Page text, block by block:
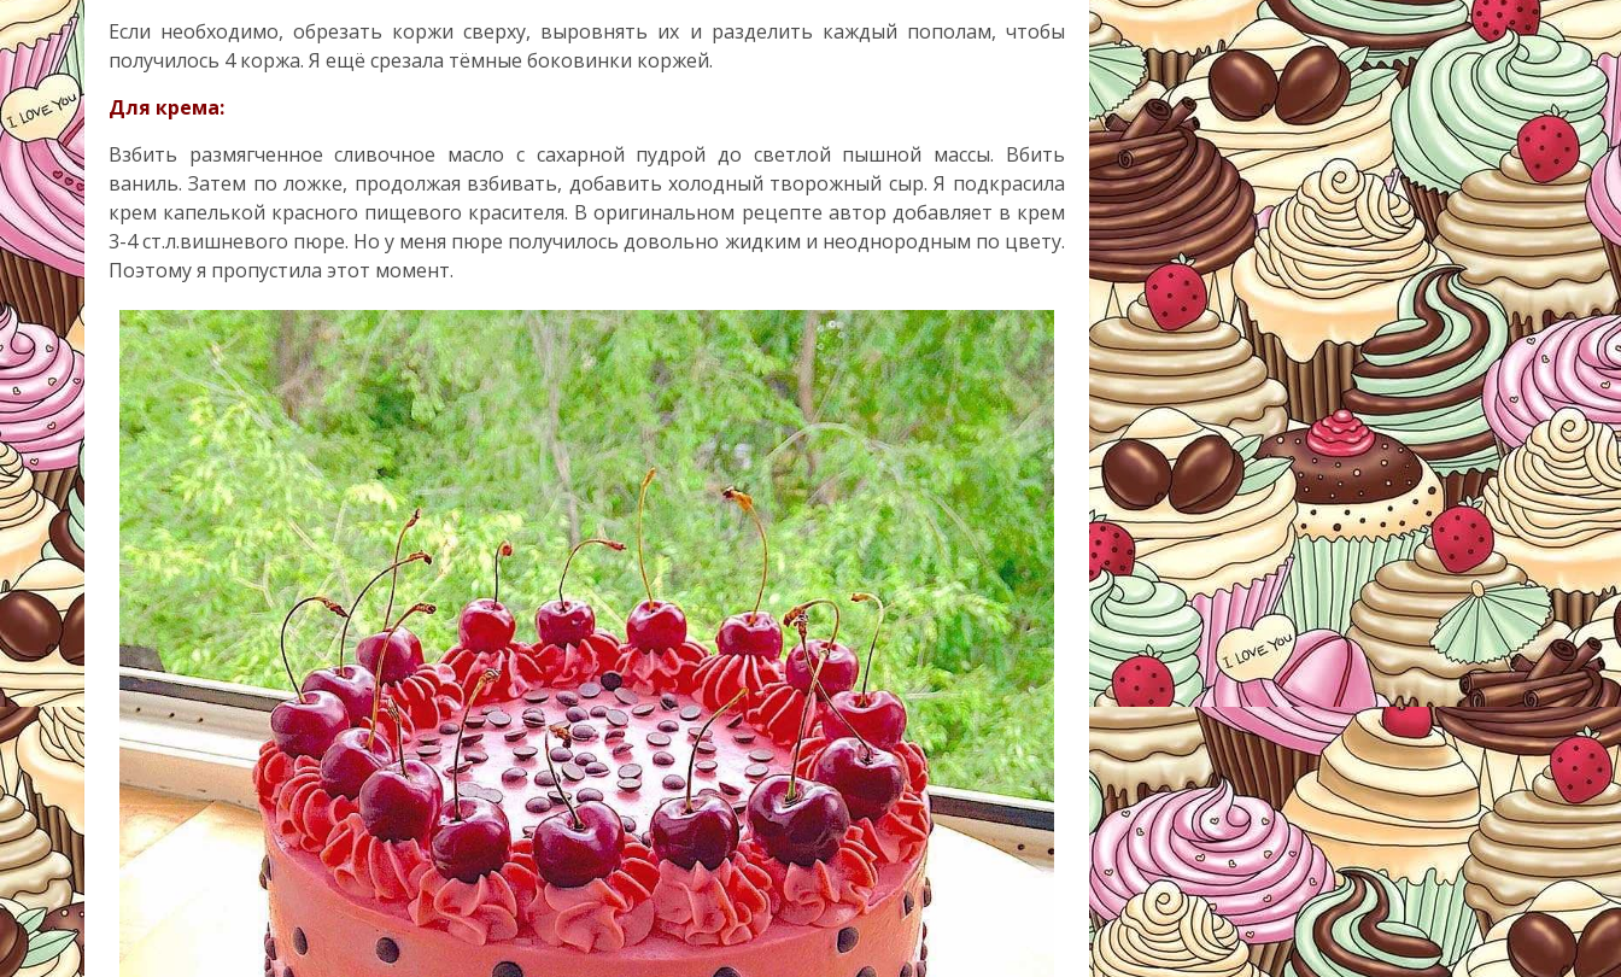
Если необходимо, обрезать коржи сверху, выровнять их и разделить каждый пополам, чтобы
получилось 4 коржа. Я ещё срезала тёмные боковинки коржей.
Для крема:
Взбить размягченное сливочное масло с сахарной пудрой до светлой пышной массы. Вбить
ваниль. Затем по ложке, продолжая взбивать, добавить холодный творожный сыр. Я подкрасила
крем капелькой красного пищевого красителя. В оригинальном рецепте автор добавляет в крем
3-4 ст.л.вишневого пюре. Но у меня пюре получилось довольно жидким и неоднородным по цвету.
Поэтому я пропустила этот момент.